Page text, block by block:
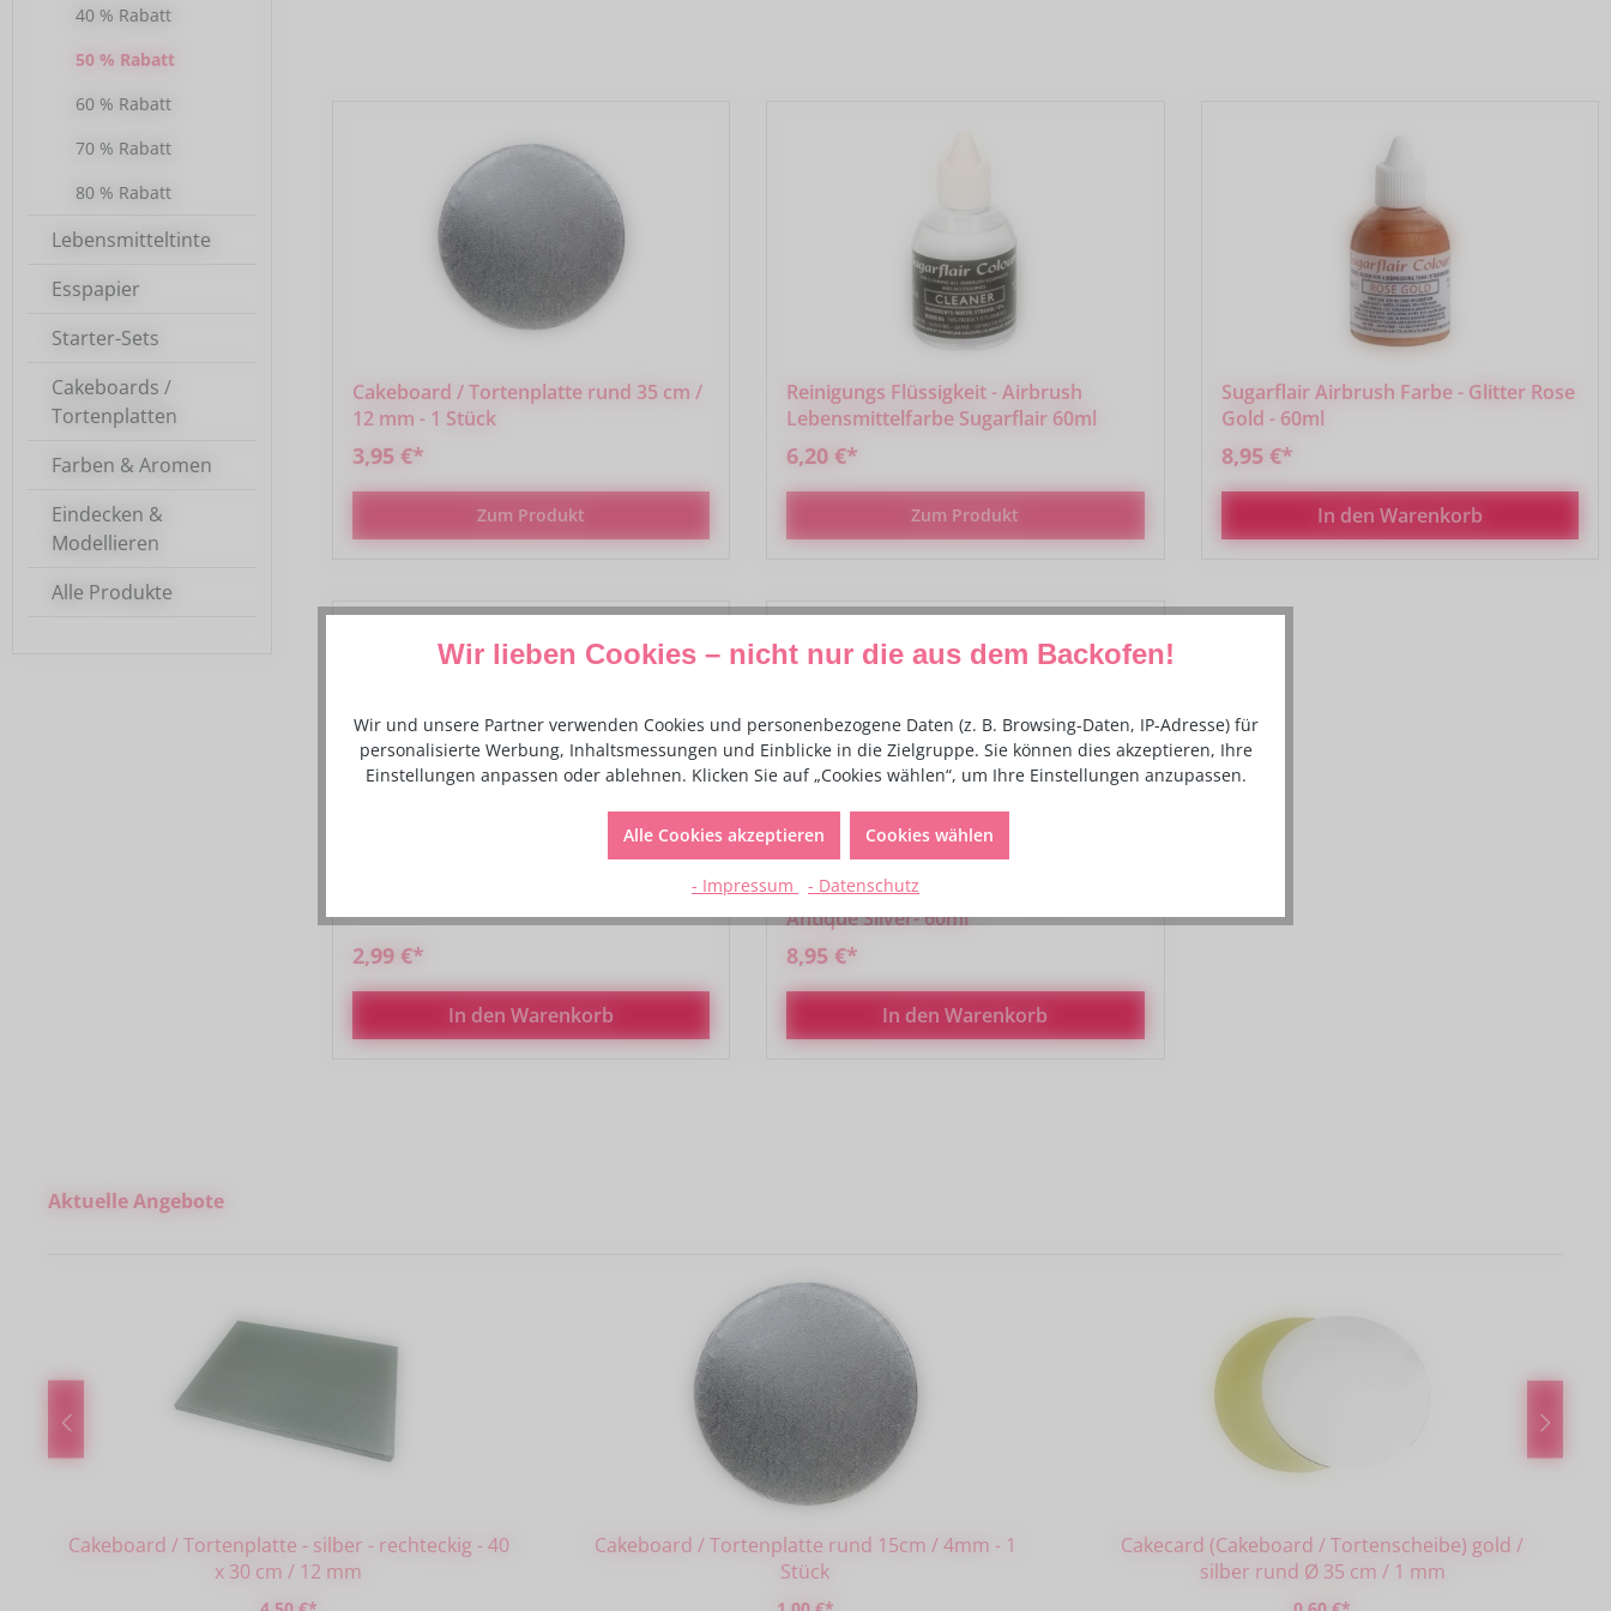
40 % Rabatt
50 % Rabatt
60 % Rabatt
70 % Rabatt
80 % Rabatt
Lebensmitteltinte
Esspapier
Starter-Sets
Cakeboards /
Tortenplatten
Farben & Aromen
Eindecken &
Modellieren
Alle Produkte
Cakeboard / Tortenplatte rund 35 cm /
12 mm - 1 Stück
3,95 €*
Zum Produkt
Reinigungs Flüssigkeit - Airbrush
Lebensmittelfarbe Sugarflair 60ml
6,20 €*
Zum Produkt
Sugarflair Airbrush Farbe - Glitter Rose
Gold - 60ml
8,95 €*
In den Warenkorb
2,99 €*
In den Warenkorb
Sugarflair Airbrush Colouring -Glitter
Antique Silver- 60ml
8,95 €*
In den Warenkorb
Produktgalerie überspringen
Aktuelle Angebote
Cakeboard / Tortenplatte - silber - rechteckig - 40
x 30 cm / 12 mm
Cakeboard / Tortenplatte rund 15cm / 4mm - 1
Stück
Cakecard (Cakeboard / Tortenscheibe) gold /
silber rund Ø 35 cm / 1 mm
Wir lieben Cookies – nicht nur die aus dem Backofen!
Wir und unsere Partner verwenden Cookies und personenbezogene Daten (z. B. Browsing-Daten, IP-Adresse) für
personalisierte Werbung, Inhaltsmessungen und Einblicke in die Zielgruppe. Sie können dies akzeptieren, Ihre
Einstellungen anpassen oder ablehnen. Klicken Sie auf „Cookies wählen“, um Ihre Einstellungen anzupassen.
Alle Cookies akzeptieren Cookies wählen
- Impressum - Datenschutz